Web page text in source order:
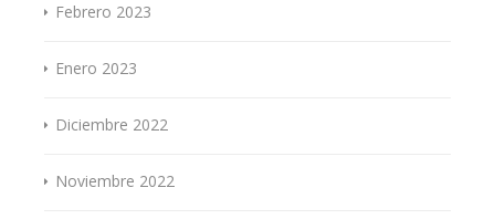
Febrero 2023
Enero 2023
Diciembre 2022
Noviembre 2022